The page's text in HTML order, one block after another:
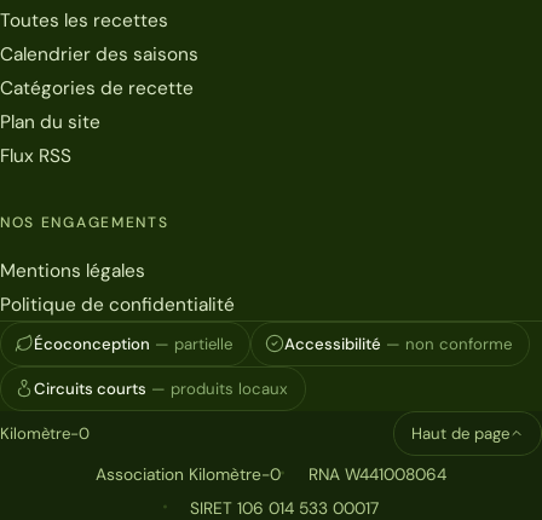
Toutes les recettes
Calendrier des saisons
Catégories de recette
Plan du site
Flux RSS
NOS ENGAGEMENTS
Mentions légales
Politique de confidentialité
Écoconception — partielle Accessibilité — non conforme
Circuits courts — produits locaux
Kilomètre-0
Association Kilomètre-0
RNA W441008064
SIRET 106 014 533 00017
Haut de page